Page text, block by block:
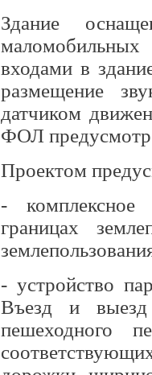
Здание
входами в
размещение
датчиком
ФОЛ
Проектом
- комплексное
границах
- устройство
Въезд и
пешеходного